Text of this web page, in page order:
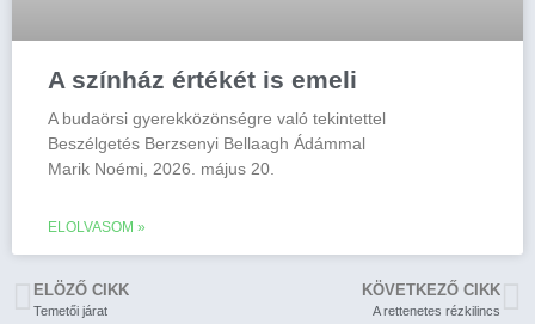
A színház értékét is emeli
A budaörsi gyerekközönségre való tekintettel
Beszélgetés Berzsenyi Bellaagh Ádámmal
Marik Noémi, 2026. május 20.
ELOLVASOM »
ELÖZŐ CIKK
Temetői járat
KÖVETKEZŐ CIKK
A rettenetes rézkilincs